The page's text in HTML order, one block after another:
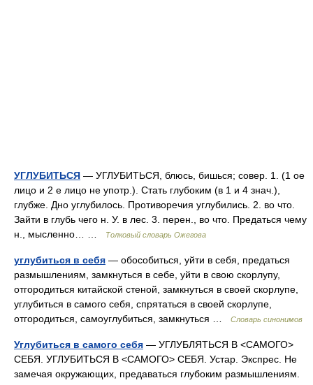
УГЛУБИТЬСЯ — УГЛУБИТЬСЯ, блюсь, бишься; совер. 1. (1 ое
лицо и 2 е лицо не употр.). Стать глубоким (в 1 и 4 знач.),
глубже. Дно углубилось. Противоречия углубились. 2. во что.
Зайти в глубь чего н. У. в лес. 3. перен., во что. Предаться чему
н., мысленно… …
Толковый словарь Ожегова
углубиться в себя — обособиться, уйти в себя, предаться
размышлениям, замкнуться в себе, уйти в свою скорлупу,
отгородиться китайской стеной, замкнуться в своей скорлупе,
углубиться в самого себя, спрятаться в своей скорлупе,
отгородиться, самоуглубиться, замкнуться …
Словарь синонимов
Углубиться в самого себя — УГЛУБЛЯТЬСЯ В <САМОГО>
СЕБЯ. УГЛУБИТЬСЯ В <САМОГО> СЕБЯ. Устар. Экспрес. Не
замечая окружающих, предаваться глубоким размышлениям.